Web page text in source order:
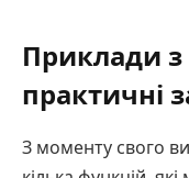
Приклади з
практичні
З моменту свого